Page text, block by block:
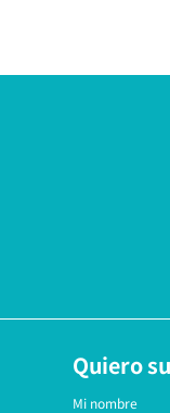
Quiero
Mi nombre